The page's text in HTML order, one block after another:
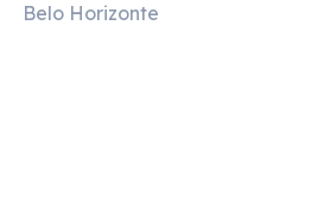
Belo Horizonte